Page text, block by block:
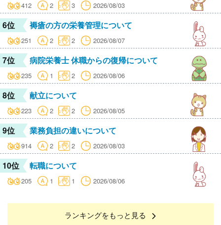
412 2 3 2026/08/03
6位 褥瘡の方の栄養管理について
251 2 2 2026/08/07
7位 病院栄養士 休職からの復帰について
235 1 2 2026/08/06
8位 献立について
223 2 2 2026/08/05
9位 業務負担の違いについて
914 2 2 2026/08/03
10位 転職について
205 1 1 2026/08/06
ランキングをもっと見る